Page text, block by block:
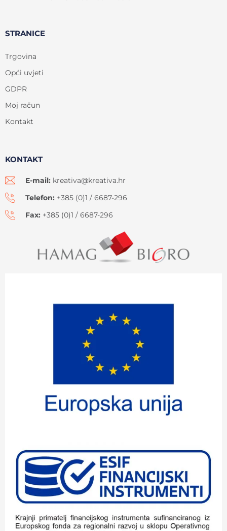
STRANICE
Trgovina
Opći uvjeti
GDPR
Moj račun
Kontakt
KONTAKT
E-mail: kreativa@kreativa.hr
Telefon: +385 (0)1 / 6687-296
Fax: +385 (0)1 / 6687-296